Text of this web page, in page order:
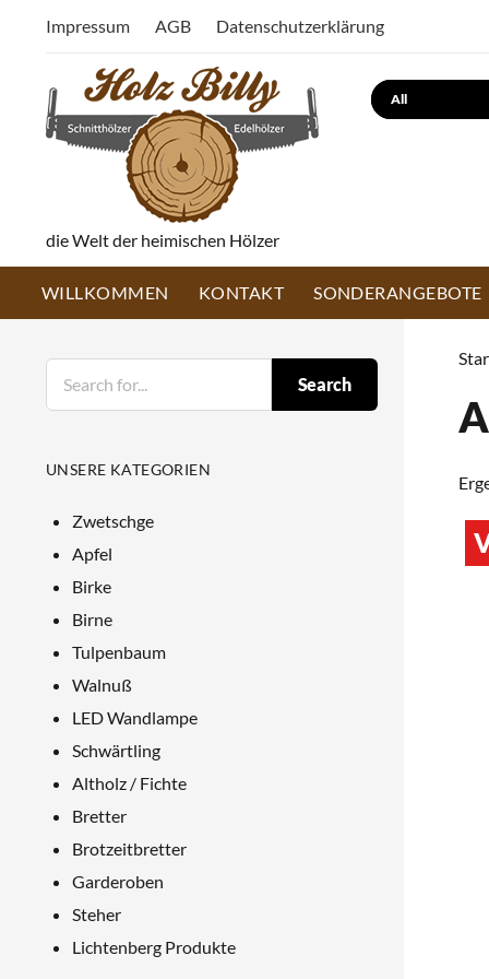
Impressum AGB Datenschutzerklärung
die Welt der heimischen Hölzer
Search
WILLKOMMEN KONTAKT SONDERANGEBOTE
Search
UNSERE KATEGORIEN
Zwetschge
Apfel
Birke
Birne
Tulpenbaum
Walnuß
LED Wandlampe
Schwärtling
Altholz / Fichte
Bretter
Brotzeitbretter
Garderoben
Steher
Lichtenberg Produkte